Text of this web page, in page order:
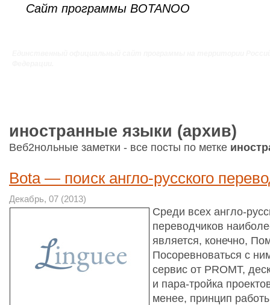
Сайт программы BOTANOO
иностранные языки (архив)
Веб2нольные заметки - все посты по метке
Bota — поиск англо-русского
Декабрь, 07 (2013)
Среди всех англо-
переводчиков
является, конечно,
Посоревноваться с
сервис от PROMT,
и пара-тройка
менее, принцип